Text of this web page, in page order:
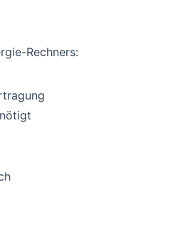
Rechners: